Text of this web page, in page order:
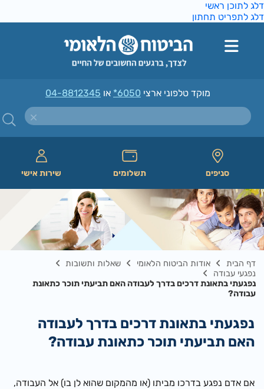
לתוכן ראשי
לתפריט תחתון
מוקד טלפוני ארצי*6050או04-8812345
סניפים תשלומים שירות אישי
דף הבית אודות הביטוח הלאומי
שאלות ותשובות
נפגעי עבודה
נפגעתי בתאונת דרכים בדרך לעבודה האם תביעתי תוכר כתאונת
עבודה?
נפגעתי בתאונת דרכים בדרך לעבודה
האם תביעתי תוכר כתאונת עבודה?
​אם אדם נפגע בדרכו מביתו (או מהמקום שהוא לן בו) אל העבודה,